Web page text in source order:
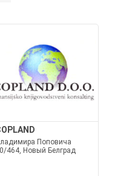
Поповича
464, Новый Белград